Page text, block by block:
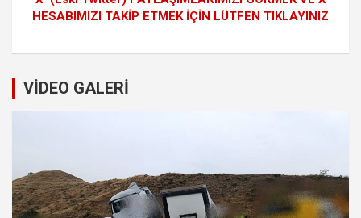
HESABIMIZI TAKİP ETMEK İÇİN LÜTFEN TIKLAYINIZ
VİDEO GALERİ